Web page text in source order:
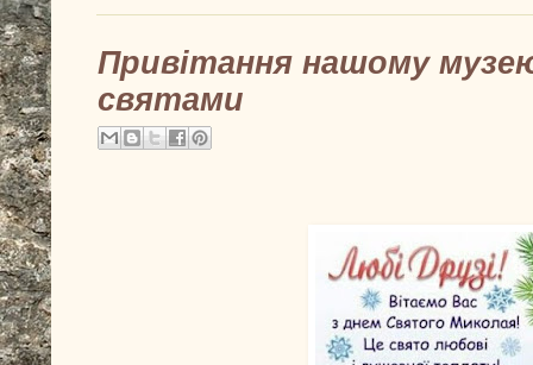
Привітання нашому
святами